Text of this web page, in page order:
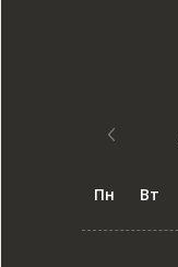
Пн Вт